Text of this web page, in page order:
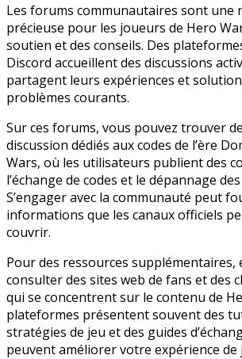
Les forums communautaires sont une
précieuse pour les joueurs de Hero
soutien et des conseils. Des
Discord accueillent des discussions
partagent leurs expériences et
problèmes courants.
Sur ces forums, vous pouvez trouver
discussion dédiés aux codes de l’ère
Wars, où les utilisateurs publient des
l’échange de codes et le dépannage
S’engager avec la communauté peut
informations que les canaux officiels
couvrir.
Pour des ressources supplémentaires,
consulter des sites web de fans et des
qui se concentrent sur le contenu de
plateformes présentent souvent des
stratégies de jeu et des guides
peuvent améliorer votre expérience de